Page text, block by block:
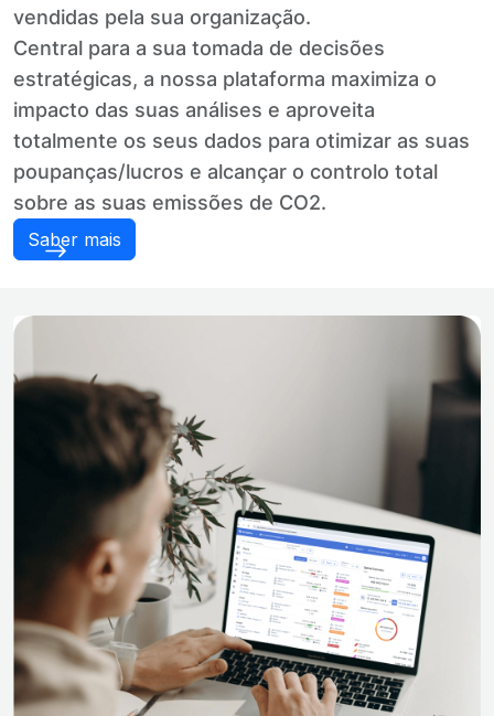
vendidas pela sua organização.
Central para a sua tomada de decisões
estratégicas, a nossa plataforma maximiza o
impacto das suas análises e aproveita
totalmente os seus dados para otimizar as suas
poupanças/lucros e alcançar o controlo total
sobre as suas emissões de CO2.
Saber mais